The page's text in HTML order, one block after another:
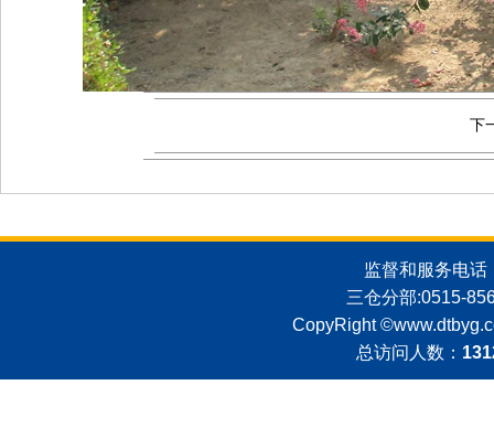
下
监督和服务电
三仓分部:0515-
CopyRight ©
总访问人数：